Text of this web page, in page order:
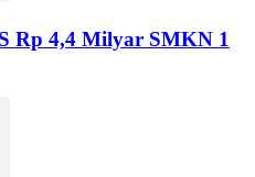
Rp 4,4 Milyar SMKN 1